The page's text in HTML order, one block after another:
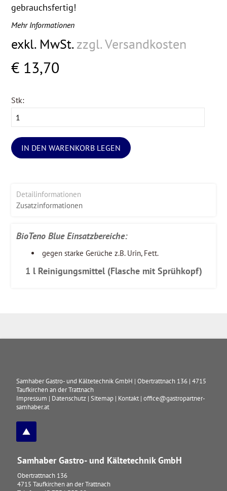
gebrauchsfertig!
Mehr Informationen
exkl. MwSt.zzgl. Versandkosten
€ 13,70
Stk:
IN DEN WARENKORB LEGEN
Detailinformationen
Zusatzinformationen
BioTeno Blue Einsatzbereiche:
gegen starke Gerüche z.B. Urin, Fett.
1 l Reinigungsmittel (Flasche mit Sprühkopf)
Samhaber Gastro- und Kältetechnik GmbH |Obertrattnach 136 |4715
Taufkirchen an der Trattnach
Impressum | Datenschutz |Sitemap | Kontakt |office@gastropartner-
samhaber.at
Samhaber Gastro- und Kältetechnik GmbH
Obertrattnach 136
4715 Taufkirchen an der Trattnach